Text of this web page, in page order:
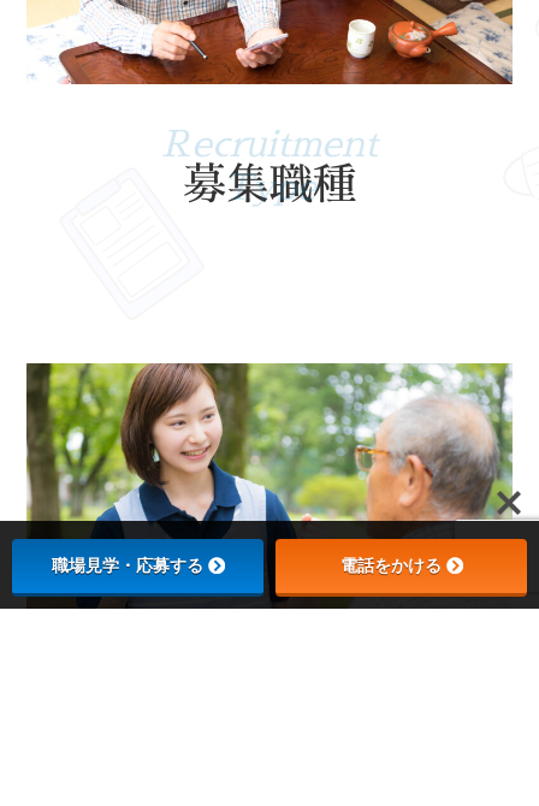
募集職種​​
職場見学・応募する 電話をかける